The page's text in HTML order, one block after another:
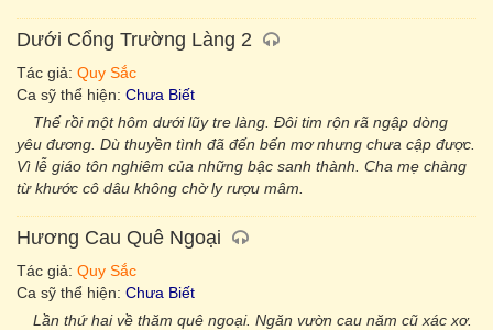
Dưới Cổng Trường Làng 2
Tác giả: Quy Sắc
Ca sỹ thể hiện: Chưa Biết
Thế rồi một hôm dưới lũy tre làng. Đôi tim rộn rã ngập dòng
yêu đương. Dù thuyền tình đã đến bến mơ nhưng chưa cập được.
Vì lễ giáo tôn nghiêm của những bậc sanh thành. Cha mẹ chàng
từ khước cô dâu không chờ ly rượu mâm.
Hương Cau Quê Ngoại
Tác giả: Quy Sắc
Ca sỹ thể hiện: Chưa Biết
Lần thứ hai về thăm quê ngoại. Ngăn vườn cau năm cũ xác xơ.